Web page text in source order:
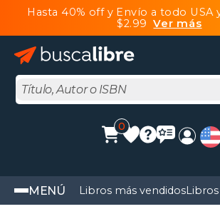
Hasta 40% off y Envío a todo USA
$2.99Ver más
0
MENÚ Libros más vendidos